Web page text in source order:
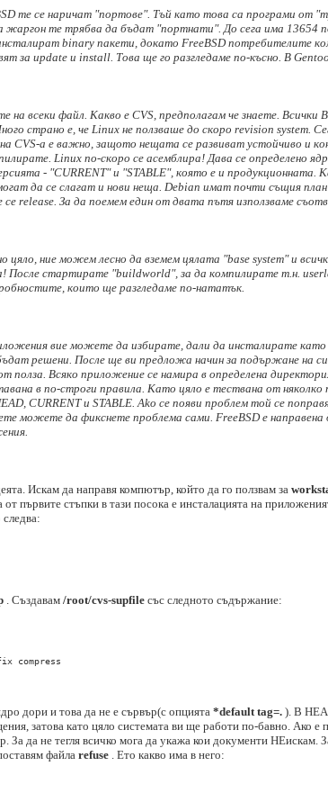
те се наричат "портове". Тъй като това са програми от
те трябва да бъдат "портнати". До сега има 13654
binary пакети, докато FreeBSD потребителите
за update и install. Това ще го разгледаме по-късно. В
на всеки файл. Какво е CVS, предполагам че знаете.
страно е, че Linux не ползваше до скоро revision system.
CVS-a е важно, защото нещата се развиват устойчиво и
Linux по-скоро се асемблира! Дава се определено
- "CURRENT" и "STABLE", която е и
да се слагат и нови неща. Debian имат почти същия
release. За да поемем един от двата пътя използваме
цяло, ние можем лесно да вземем цялата "base system" и
После стартирате "buildworld", за да компилирате т.н.
които ще разгледаме по-нататък.
вие можете да избирате, дали да инсталирате
решени. После ще ви предложа начин за подържане на
полза. Всяко приложение се намира в определена
в по-строги правила. Като цяло е тествана от
CURRENT и STABLE. Ako се появи проблем той се
можете да фикснете проблема сами. FreeBSD e
Искам да направя компютър, който да го ползвам за
първите стъпки в тази посока е инсталацията на
. Създавам /root/cvs-supfile със следното съдържание:
compress
дори и това да не е сървър(с опцията *default tag=. ). В
затова като цяло системата ви ще работи по-бавно. Ако е
За да не тегля всичко мога да укажа кои документи НЕискам.
файла refuse . Ето какво има в него: